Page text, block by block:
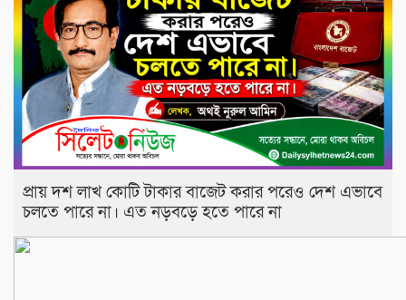
প্রায় দশ লাখ কোটি টাকার বাজেট করার পরেও দেশ এভাবে
চলতে পারে না। এত নড়বড়ে হতে পারে না